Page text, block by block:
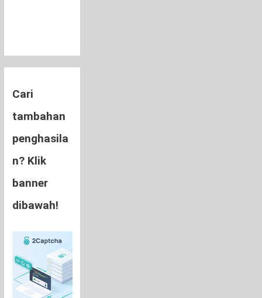
Cari
tambahan
penghasila
n? Klik
banner
dibawah!